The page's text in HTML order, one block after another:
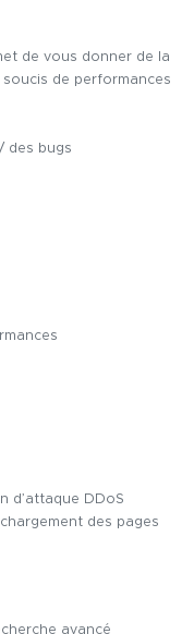
de vous donner de la
de performances
des bugs
d’attaque DDoS
des pages
avancé